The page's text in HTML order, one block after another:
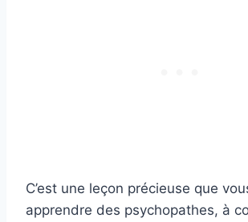
C’est une leçon précieuse que
apprendre des psychopathes, à